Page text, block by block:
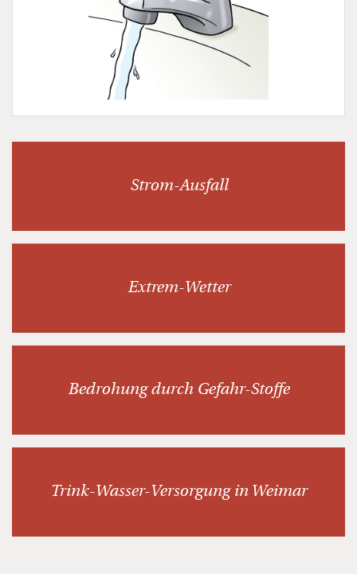
Strom-Ausfall
Extrem-Wetter
Bedrohung durch Gefahr-Stoffe
Trink-Wasser-Versorgung in Weimar